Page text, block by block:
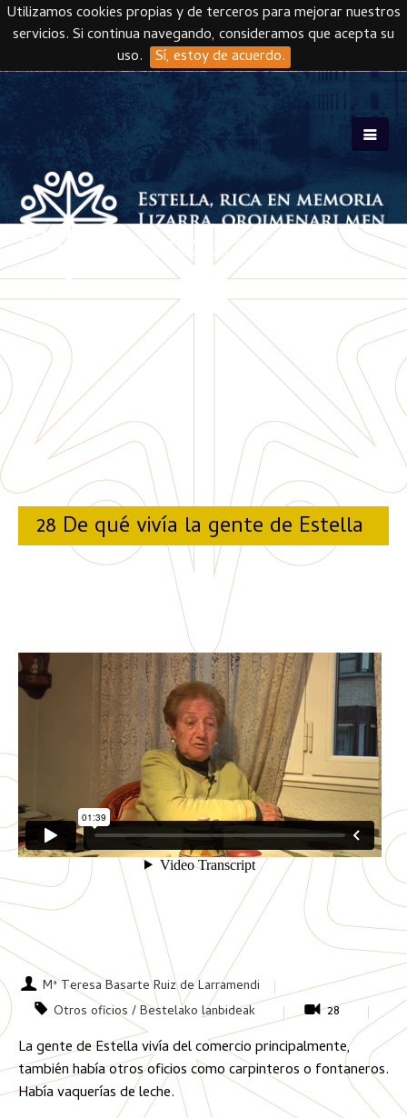
Utilizamos cookies propias y de terceros para mejorar nuestros
servicios. Si continua navegando, consideramos que acepta su
uso. Sí, estoy de acuerdo.
Skip to main content
28 De qué vivía la gente de Estella
Mª Teresa Basarte Ruiz de Larramendi
Otros oficios / Bestelako lanbideak
28
La gente de Estella vivía del comercio principalmente,
también había otros oficios como carpinteros o fontaneros.
Había vaquerías de leche.